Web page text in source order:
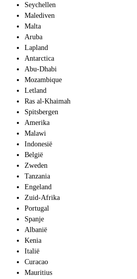
Seychellen
Malediven
Malta
Aruba
Lapland
Antarctica
Abu-Dhabi
Mozambique
Letland
Ras al-Khaimah
Spitsbergen
Amerika
Malawi
Indonesië
België
Zweden
Tanzania
Engeland
Zuid-Afrika
Portugal
Spanje
Albanië
Kenia
Italië
Curacao
Mauritius